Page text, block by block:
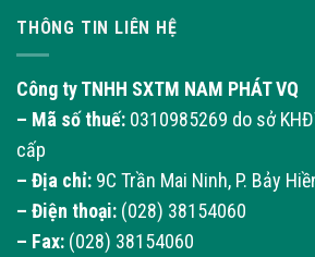
THÔNG TIN LIÊN HỆ
Công ty TNHH SXTM NAM PHÁT VQ
– Mã số thuế: 0310985269 do sở
cấp
– Địa chỉ: 9C Trần Mai Ninh, P. Bảy
– Điện thoại: (028) 38154060
– Fax: (028) 38154060